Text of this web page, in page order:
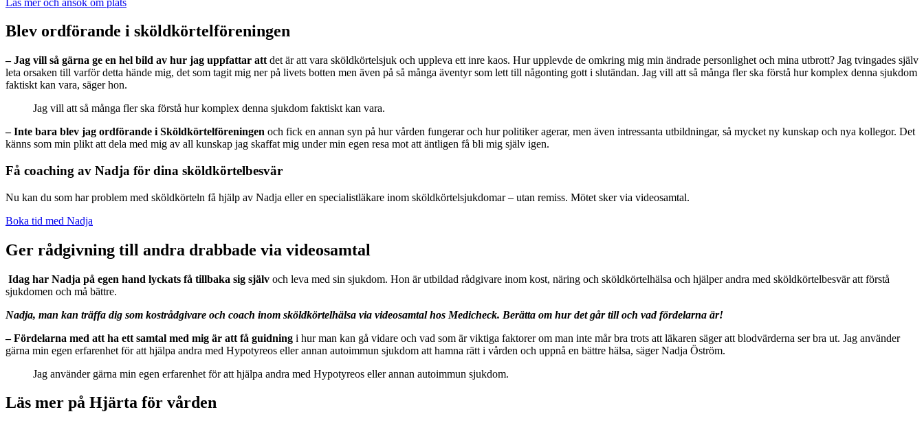
Blev ordförande i sköldkörtelföreningen
– Jag vill så gärna ge en hel bild av hur jag uppfattar att det är att vara sköldkörtelsjuk och uppleva ett inre kaos. Hur upplevde de omkring mig min ändrade personlighet och mina utbrott? Jag tvingades själv
leta orsaken till varför detta hände mig, det som tagit mig ner på livets botten men även på så många äventyr som lett till någonting gott i slutändan. Jag vill att så många fler ska förstå hur komplex denna sjukdom
faktiskt kan vara, säger hon.
Jag vill att så många fler ska förstå hur komplex denna sjukdom faktiskt kan vara.
– Inte bara blev jag ordförande i Sköldkörtelföreningen och fick en annan syn på hur vården fungerar och hur politiker agerar, men även intressanta utbildningar, så mycket ny kunskap och nya kollegor. Det
känns som min plikt att dela med mig av all kunskap jag skaffat mig under min egen resa mot att äntligen få bli mig själv igen.
Få coaching av Nadja för dina sköldkörtelbesvär
Nu kan du som har problem med sköldkörteln få hjälp av Nadja eller en specialistläkare inom sköldkörtelsjukdomar – utan remiss. Mötet sker via videosamtal.
Boka tid med Nadja
Ger rådgivning till andra drabbade via videosamtal
Idag har Nadja på egen hand lyckats få tillbaka sig själv och leva med sin sjukdom. Hon är utbildad rådgivare inom kost, näring och sköldkörtelhälsa och hjälper andra med sköldkörtelbesvär att förstå
sjukdomen och må bättre.
Nadja, man kan träffa dig som kostrådgivare och coach inom sköldkörtelhälsa via videosamtal hos Medicheck. Berätta om hur det går till och vad fördelarna är!
– Fördelarna med att ha ett samtal med mig är att få guidning i hur man kan gå vidare och vad som är viktiga faktorer om man inte mår bra trots att läkaren säger att blodvärderna ser bra ut. Jag använder
gärna min egen erfarenhet för att hjälpa andra med Hypotyreos eller annan autoimmun sjukdom att hamna rätt i vården och uppnå en bättre hälsa, säger Nadja Öström.
Jag använder gärna min egen erfarenhet för att hjälpa andra med Hypotyreos eller annan autoimmun sjukdom.
Läs mer på Hjärta för vården